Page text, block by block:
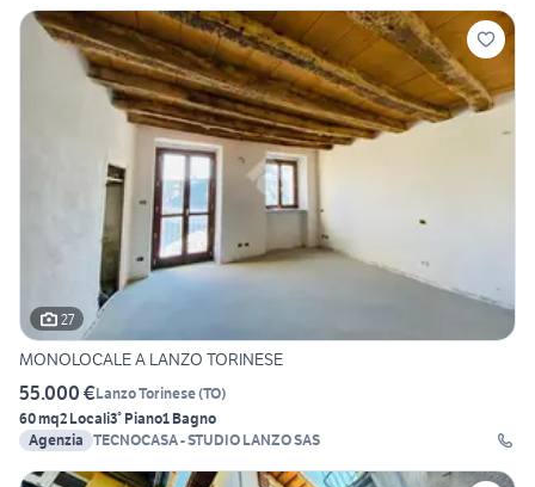
27
MONOLOCALE A LANZO TORINESE
55.000 €Lanzo Torinese(TO)
60 mq2 Locali3° Piano1 Bagno
Agenzia TECNOCASA - STUDIO LANZO SAS